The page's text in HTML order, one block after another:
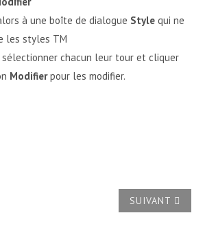
à une boîte de dialogue Style qui ne
les styles TM
chacun leur tour et cliquer
Modifierpour les modifier.
: COMMENT SAISIR UNE FRACTION?
ARTICLE
SUIVANT